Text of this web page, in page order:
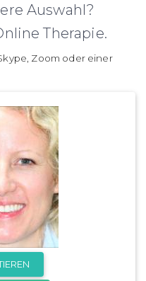
Auswahl?
Therapie.
Zoom oder einer